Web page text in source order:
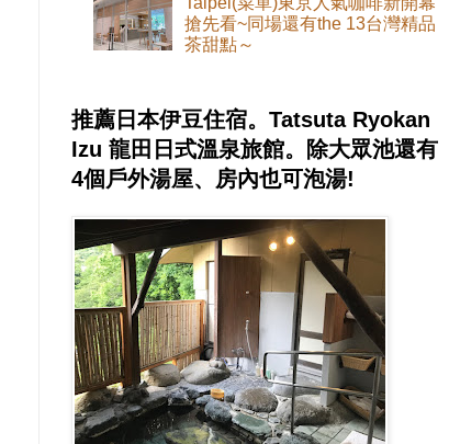
搶先看~同場還有the 13台灣精品
茶甜點～
推薦日本伊豆住宿。Tatsuta Ryokan
Izu 龍田日式溫泉旅館。除大眾池還有
4個戶外湯屋、房內也可泡湯!